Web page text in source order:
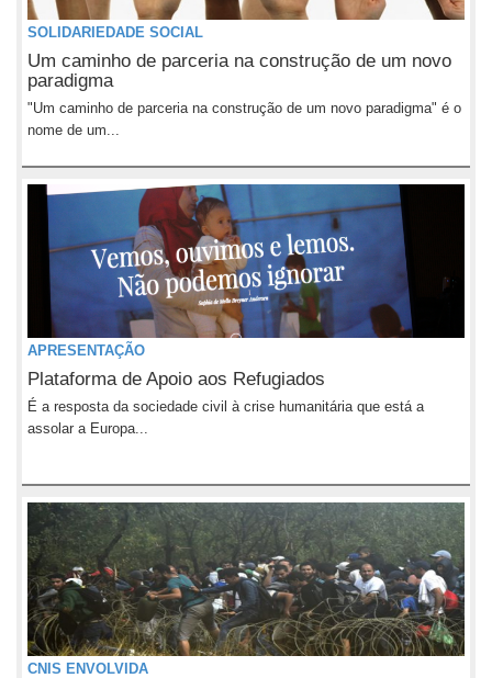
SOLIDARIEDADE SOCIAL
Um caminho de parceria na construção de um novo
paradigma
"Um caminho de parceria na construção de um novo paradigma" é o
nome de um...
APRESENTAÇÃO
Plataforma de Apoio aos Refugiados
É a resposta da sociedade civil à crise humanitária que está a
assolar a Europa...
CNIS ENVOLVIDA